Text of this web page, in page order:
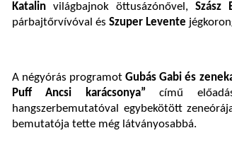
Katalin világbajnok öttusázónővel, Szász
párbajtőrvívóval és Szuper Levente
A négyórás programotGubás Gabi és
Puff Ancsi karácsonya”című
hangszerbemutatóval egybekötött
bemutatója tette még látványosabbá.